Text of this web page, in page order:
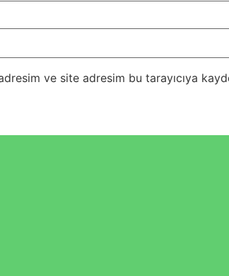
ve site adresim bu tarayıcıya